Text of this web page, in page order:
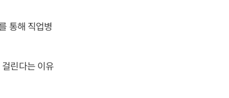
통해 직업병
린다는 이유